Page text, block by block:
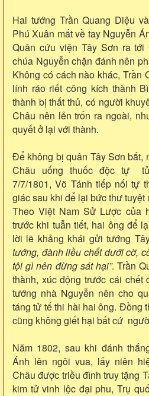
Hai tướng Trần Quang Diệu
Phú Xuân mất về tay Nguyễn
Quân cứu viện Tây Sơn ra
chúa Nguyễn chặn đánh nên
Không có cách nào khác, Trần
lính ráo riết công kích thành
thành bị thất thủ, có người
Châu nên lẻn trốn ra ngoài,
quyết ở lại với thành.
Để không bị quân Tây Sơn bắt,
Châu uống thuốc độc tự
7/7/1801, Võ Tánh tiếp nối tự
giác sau khi để lại bức thư tuyệt
Theo Việt Nam Sử Lược của
trước khi tuẫn tiết, hai ông để
lời lẽ khảng khái gửi tướng
tướng, đành liều chết dưới cờ,
tội gì nên đừng sát hại”. Trần
thành, xúc động trước cái chết
tướng nhà Nguyễn nên cho
táng tử tế thi hài hai ông. Đồng
cũng không giết hại bất cứ
Năm 1802, sau khi đánh
Ánh lên ngôi vua, lấy niên
Châu được triều đình truy tặng
kim tử vinh lộc đại phu, Trụ